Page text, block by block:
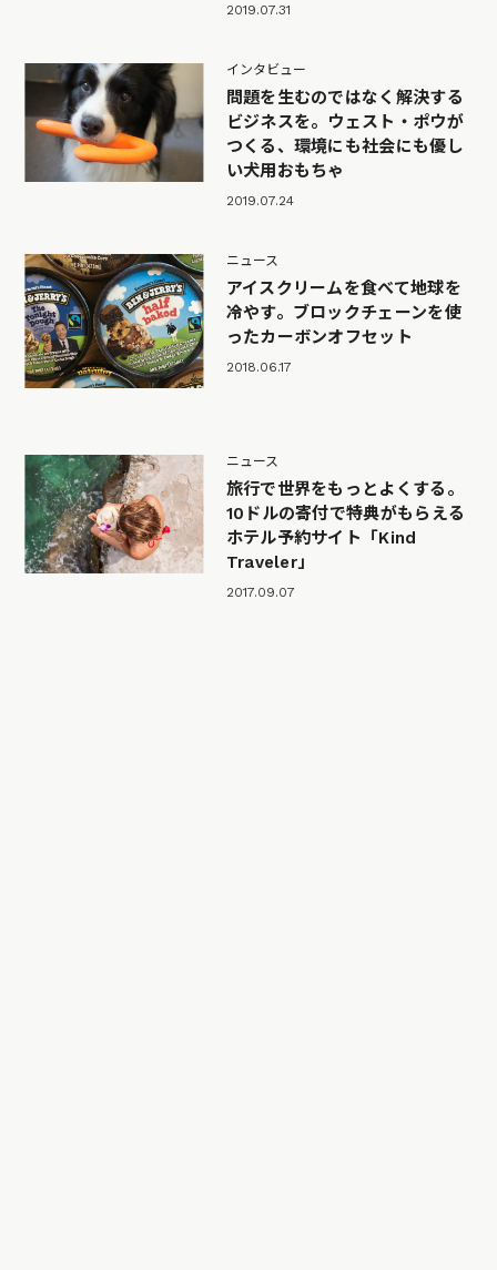
2019.07.31
インタビュー
問題を生むのではなく解決する
ビジネスを。ウェスト・ポウが
つくる、環境にも社会にも優し
い犬用おもちゃ
2019.07.24
ニュース
アイスクリームを食べて地球を
冷やす。ブロックチェーンを使
ったカーボンオフセット
2018.06.17
ニュース
旅行で世界をもっとよくする。
10ドルの寄付で特典がもらえる
ホテル予約サイト「Kind
Traveler」
2017.09.07